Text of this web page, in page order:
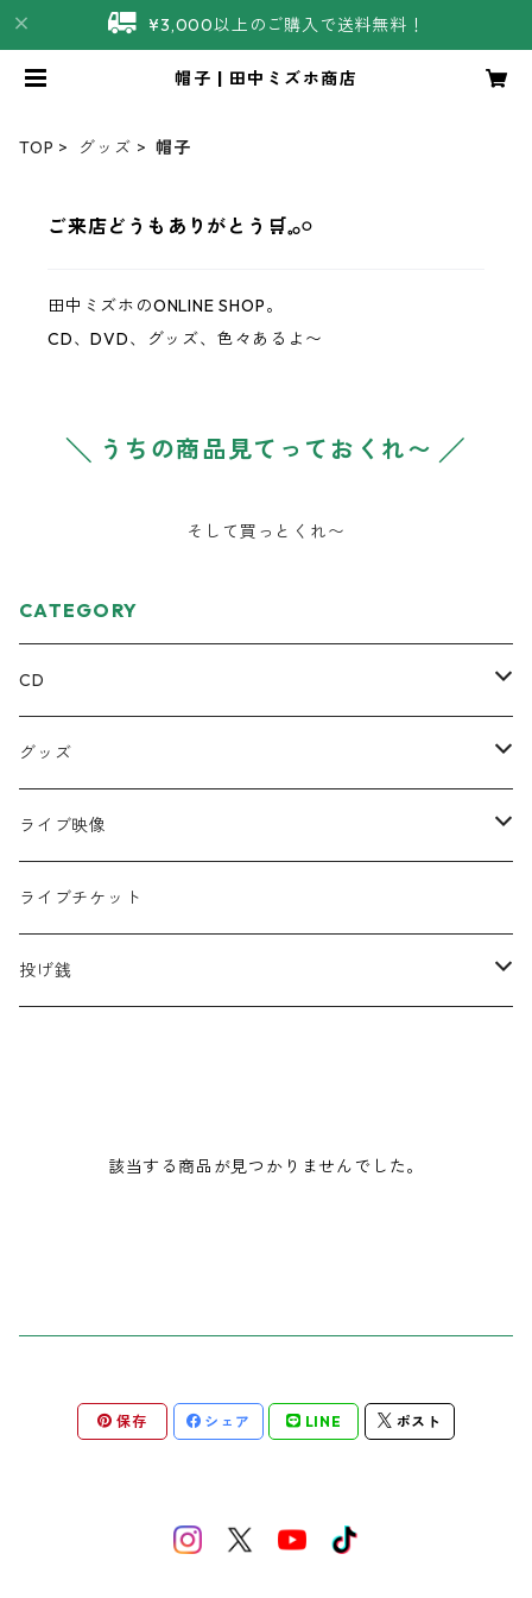
¥3,000以上のご購入で送料無料！
帽子 | 田中ミズホ商店
TOP グッズ 帽子
ご来店どうもありがとう‪‪🛒𓈒𓂂𓏸
田中ミズホのONLINE SHOP。
CD、DVD、グッズ、色々あるよ〜
╲ うちの商品見てっておくれ〜 ╱
そして買っとくれ〜
CATEGORY
CD
ミニアルバム
宅レコCD
フルアルバム
コラボCD
グッズ
Tシャツ
半袖
ロンT
絵本
キーホルダー
帽子
ライブ映像
DVD
データ
ライブチケット
投げ銭
該当する商品が見つかりませんでした。
保存 シェア LINE ポスト